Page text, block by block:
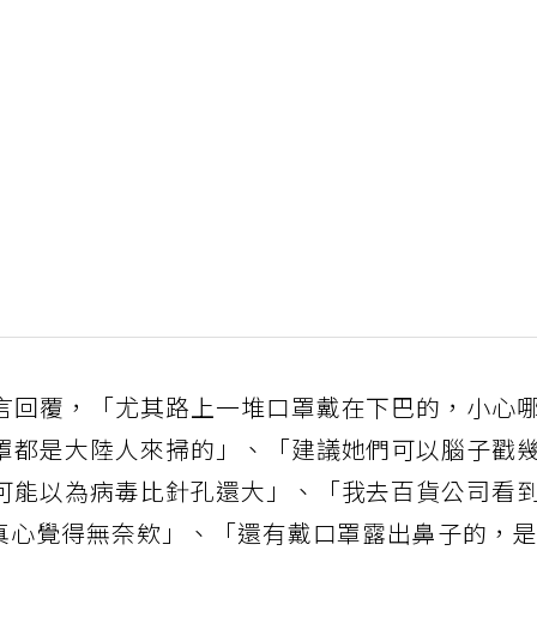
回覆，「尤其路上一堆口罩戴在下巴的，小心
都是大陸人來掃的」、「建議她們可以腦子戳
能以為病毒比針孔還大」、「我去百貨公司看
覺得無奈欸」、「還有戴口罩露出鼻子的，